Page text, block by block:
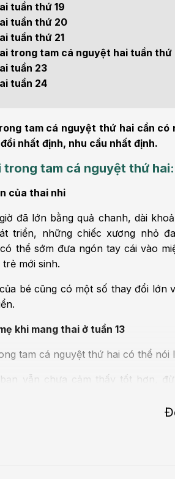
Nội Tiết
Cấp cứu - Hồi sức tích
cực
tuần thứ 19
tuần thứ 20
tuần thứ 21
trong tam cá nguyệt hai tuần thứ
tuần 23
tuần 24
tam cá nguyệt thứ hai cần có
nhất định, nhu cầu nhất định.
trong tam cá nguyệt thứ hai:
của thai nhi
đã lớn bằng quả chanh, dài
triển, những chiếc xương nhỏ
thể sớm đưa ngón tay cái vào
mới sinh.
bé cũng có một số thay đổi lớn
khi mang thai ở tuần 13
tam cá nguyệt thứ hai có thể nói
vẫn chưa cảm thấy tốt hơn,
đạo loãng, màu trắng đục, mùi